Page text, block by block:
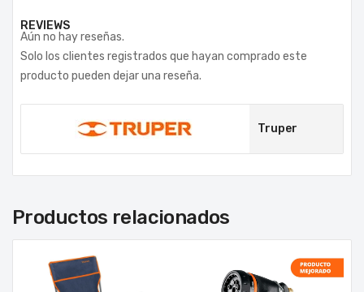
REVIEWS
Aún no hay reseñas.
Solo los clientes registrados que hayan comprado este
producto pueden dejar una reseña.
Truper
Productos relacionados